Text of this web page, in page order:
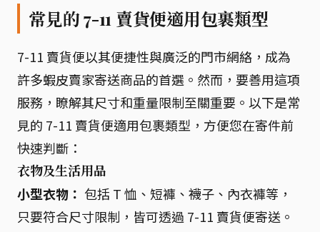
常見的 7-11 賣貨便適用包裹類型
7-11 賣貨便以其便捷性與廣泛的門市網絡，成為
許多蝦皮賣家寄送商品的首選。然而，要善用這項
服務，瞭解其尺寸和重量限制至關重要。以下是常
見的 7-11 賣貨便適用包裹類型，方便您在寄件前
快速判斷：
衣物及生活用品
小型衣物： 包括 T 恤、短褲、襪子、內衣褲等，
只要符合尺寸限制，皆可透過 7-11 賣貨便寄送。